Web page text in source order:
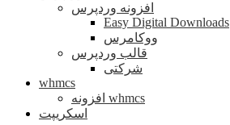
افزونه وردپرس
Easy Digital Downloads
ووکامرس
قالب وردپرس
شرکتی
whmcs
افزونه whmcs
اسکریپت